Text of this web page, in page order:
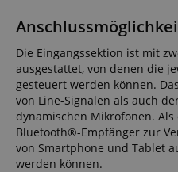
Die Eingangssektion ist mit
ausgestattet, von denen die
gesteuert werden können.
von Line-Signalen als auch
dynamischen Mikrofonen.
Bluetooth®-Empfänger zur
von Smartphone und Tablet
werden können.